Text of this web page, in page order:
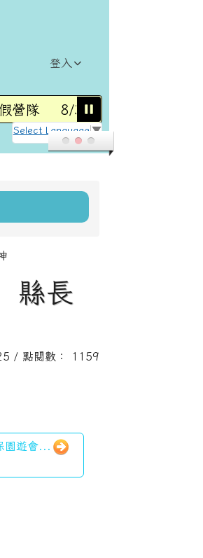
登入
8/31(一)115學年度第1學
Select Language ▼
縣長
/ 點閱數： 1159
園遊會...